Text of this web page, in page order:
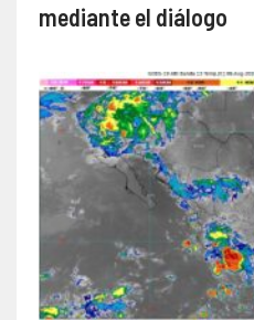
mediante el diálogo